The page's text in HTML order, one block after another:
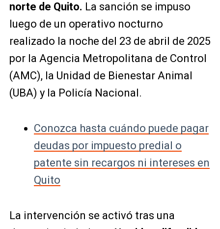
norte de Quito. La sanción se impuso
luego de un operativo nocturno
realizado la noche del 23 de abril de 2025
por la Agencia Metropolitana de Control
(AMC), la Unidad de Bienestar Animal
(UBA) y la Policía Nacional.
Conozca hasta cuándo puede pagar
deudas por impuesto predial o
patente sin recargos ni intereses en
Quito
La intervención se activó tras una